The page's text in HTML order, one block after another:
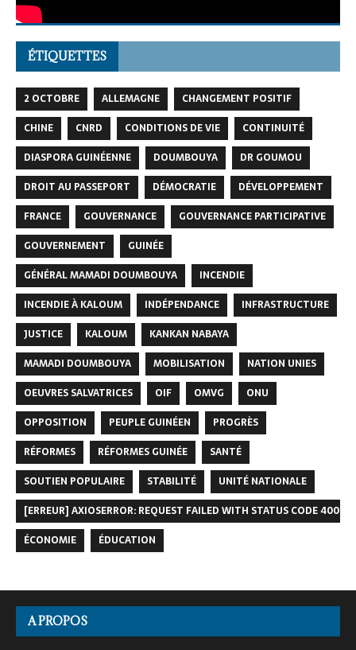
ÉTIQUETTES
2 OCTOBRE ALLEMAGNE
CHANGEMENT POSITIF
CHINE
CNRD CONDITIONS DE VIE
CONTINUITÉ
DIASPORA GUINÉENNE
DOUMBOUYA
DR GOUMOU
DROIT AU PASSEPORT
DÉMOCRATIE
DÉVELOPPEMENT
FRANCE
GOUVERNANCE
GOUVERNANCE PARTICIPATIVE
GOUVERNEMENT
GUINÉE
GÉNÉRAL MAMADI DOUMBOUYA
INCENDIE
INCENDIE À KALOUM
INDÉPENDANCE
INFRASTRUCTURE
JUSTICE
KALOUM
KANKAN NABAYA
MAMADI DOUMBOUYA
MOBILISATION
NATION UNIES
OEUVRES SALVATRICES
OIF OMVG
ONU
OPPOSITION
PEUPLE GUINÉEN
PROGRÈS
RÉFORMES
RÉFORMES GUINÉE
SANTÉ
SOUTIEN POPULAIRE
STABILITÉ
UNITÉ NATIONALE
[ERREUR] AXIOSERROR: REQUEST FAILED WITH STATUS CODE 400
ÉCONOMIE
ÉDUCATION
A PROPOS